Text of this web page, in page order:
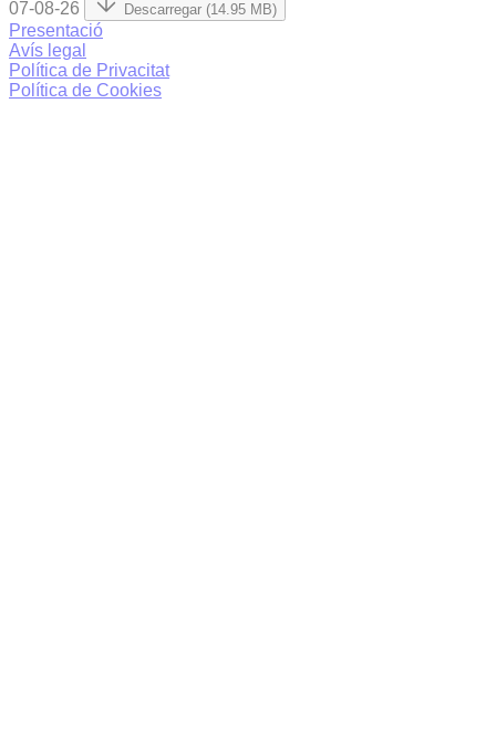
07-08-26 Descarregar (14.95 MB)
Presentació
Avís legal
Política de Privacitat
Política de Cookies